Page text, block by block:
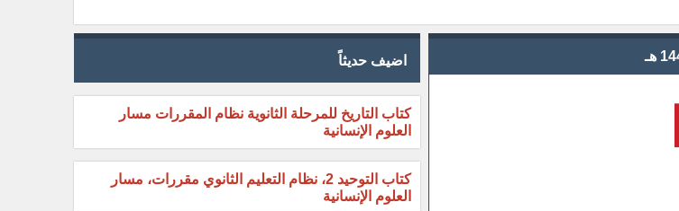
اضيف حديثاً
كتاب التاريخ للمرحلة الثانوية نظام المقررات مسار
العلوم الإنسانية
كتاب التوحيد 2، نظام التعليم الثانوي مقررات، مسار
العلوم الإنسانية